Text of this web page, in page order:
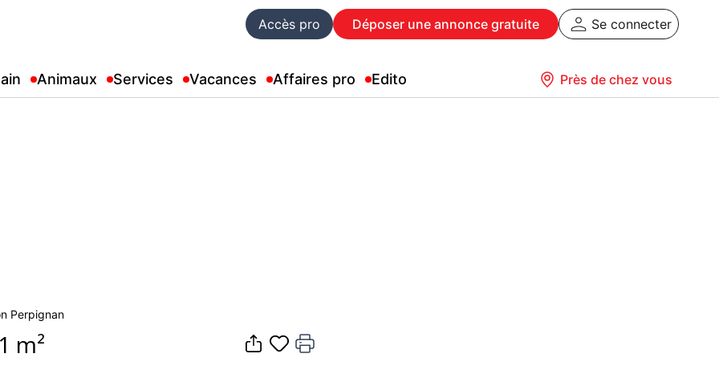
Accès pro Déposer une annonce gratuite Se connecter
Animaux Services Vacances Affaires pro Edito Près de chez vous
Perpignan
m²